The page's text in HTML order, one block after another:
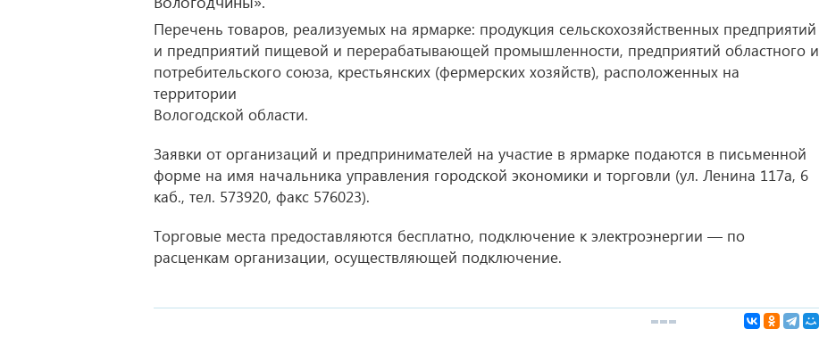
Перечень товаров, реализуемых на ярмарке: продукция сельскохозяйственных предприятий
и предприятий пищевой и перерабатывающей промышленности, предприятий областного и
потребительского союза, крестьянских (фермерских хозяйств), расположенных на
территории
Вологодской области.
Заявки от организаций и предпринимателей на участие в ярмарке подаются в письменной
форме на имя начальника управления городской экономики и торговли (ул. Ленина 117а, 6
каб., тел. 573920, факс 576023).
Торговые места предоставляются бесплатно, подключение к электроэнергии — по
расценкам организации, осуществляющей подключение.